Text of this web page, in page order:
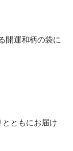
開運和柄の袋に
ともにお届け